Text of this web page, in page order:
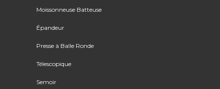
Moissonneuse Batteuse
Épandeur
Presse à Balle Ronde
Télescopique
Semoir